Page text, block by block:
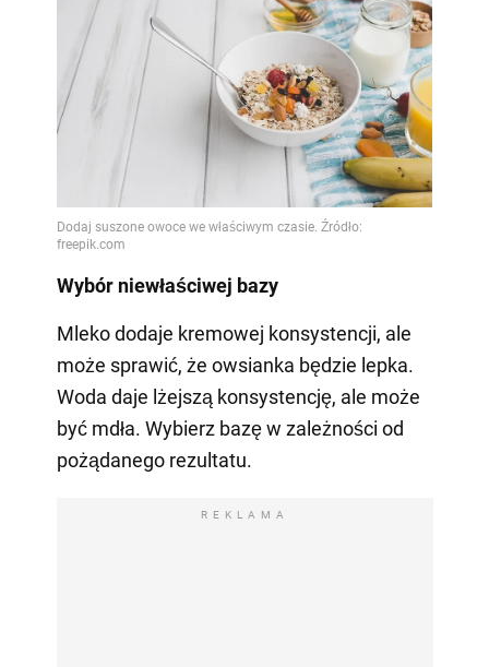
Wybór niewłaściwej bazy
Mleko dodaje kremowej konsystencji, ale
może sprawić, że owsianka będzie lepka.
Woda daje lżejszą konsystencję, ale może
być mdła. Wybierz bazę w zależności od
pożądanego rezultatu.
REKLAMA